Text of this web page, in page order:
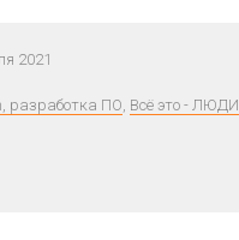
2021
разработка ПО, Всё это - ЛЮДИ